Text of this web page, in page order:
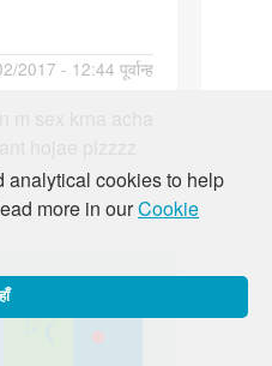
analytical cookies to help
more in ourCookie
2017 - 12:44 पूर्वान्ह
hojae plzzzz
2017 - 12:57 पूर्वान्ह
pana ki kaun